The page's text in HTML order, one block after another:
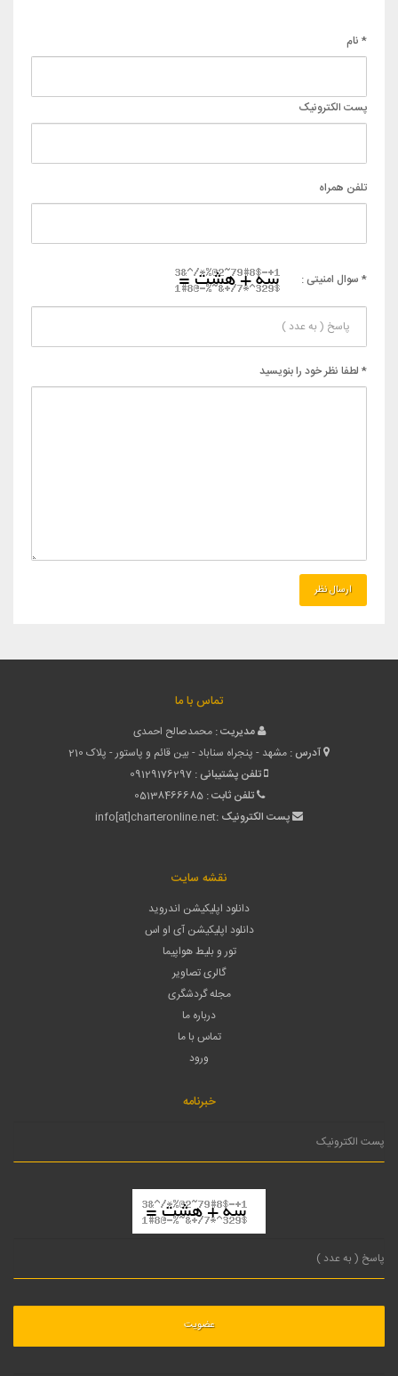
* نام
پست الکترونیک
تلفن همراه
* سوال امنیتی :
* لطفا نظر خود را بنویسید
تماس با ما
مدیریت : محمدصالح احمدی
آدرس : مشهد - پنجراه سناباد - بین قائم و پاستور - پلاک 210
تلفن پشتیبانی : 09129176297
تلفن ثابت : 05138466685
پست الکترونیک :info[at]charteronline.net
نقشه سایت
دانلود اپلیکیشن اندروید
دانلود اپلیکیشن آی او اس
تور و بلیط هواپیما
گالری تصاویر
مجله گردشگری
درباره ما
تماس با ما
ورود
خبرنامه